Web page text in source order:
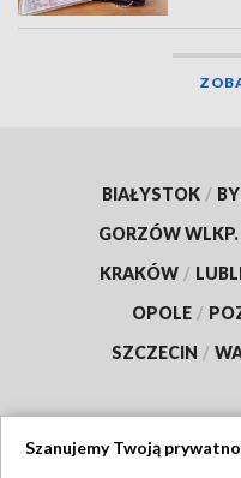
BIAŁYSTOK /
GORZÓW WLKP.
KRAKÓW /
OPOLE /
SZCZECIN /
Szanujemy Twoją